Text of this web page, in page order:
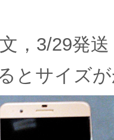
，3/29発
とサイズ